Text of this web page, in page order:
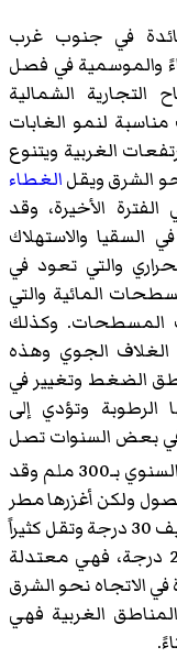
في جنوب غرب
والموسمية في فصل
الشمالية
لنمو الغابات
الغربية ويتنوع
الشرق ويقلالغطاء
الأخيرة، وقد
السقيا والاستهلاك
والتي تعود في
المائية والتي
المسطحات. وكذلك
الغلاف الجوي وهذه
الضغط وتغيير في
وتؤدي إلى
بعض السنوات تصل
ويمكن تقدير المتوسط السنوي بـ300 ملم وقد
ولكن أغزرها مطر
الشتاء والربيع وتصل درجة الحرارة في الصيف 30 درجة وتقل كثيراً
في الشتاء حيث سجلت بعض المراصد 2 درجة، فهي معتدلة
في الاتجاه نحو الشرق
الغربية فهي